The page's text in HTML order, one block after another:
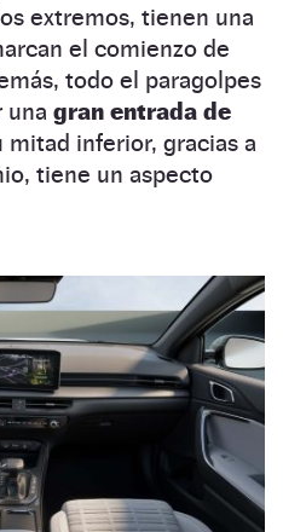
extremos, tienen una
el comienzo de
todo el paragolpes
una gran entrada de
mitad inferior, gracias a
tiene un aspecto